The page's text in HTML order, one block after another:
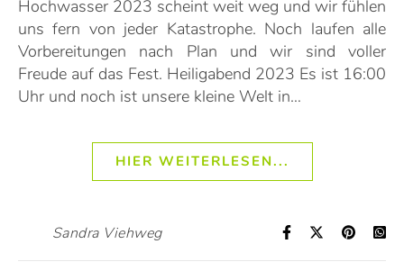
Hochwasser 2023 scheint weit weg und wir fühlen
uns fern von jeder Katastrophe. Noch laufen alle
Vorbereitungen nach Plan und wir sind voller
Freude auf das Fest. Heiligabend 2023 Es ist 16:00
Uhr und noch ist unsere kleine Welt in…
HIER WEITERLESEN...
Sandra Viehweg